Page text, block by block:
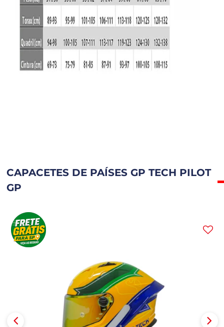
CAPACETES DE PAÍSES GP TECH PILOT
GP